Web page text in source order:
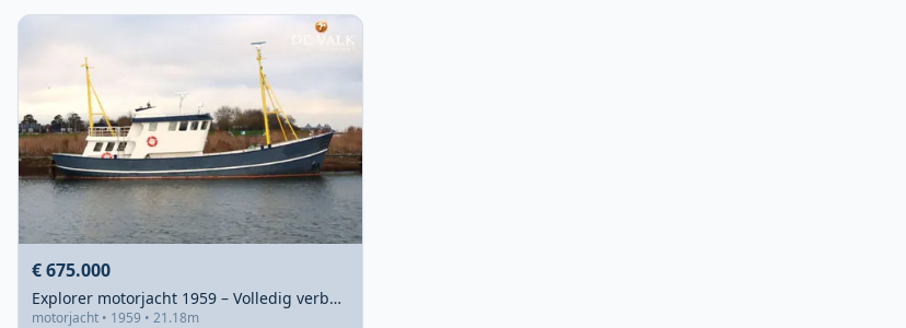
€ 675.000
Explorer motorjacht 1959 – Volledig verbouwde ex-kotter
motorjacht • 1959 • 21.18m